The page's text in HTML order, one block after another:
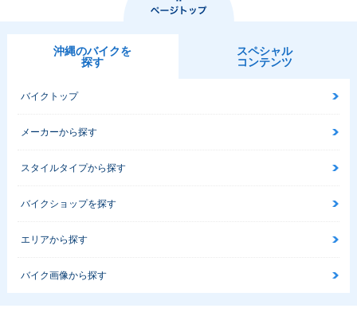
沖縄のバイクを
探す
スペシャル
コンテンツ
バイクトップ
メーカーから探す
スタイルタイプから探す
バイクショップを探す
エリアから探す
バイク画像から探す